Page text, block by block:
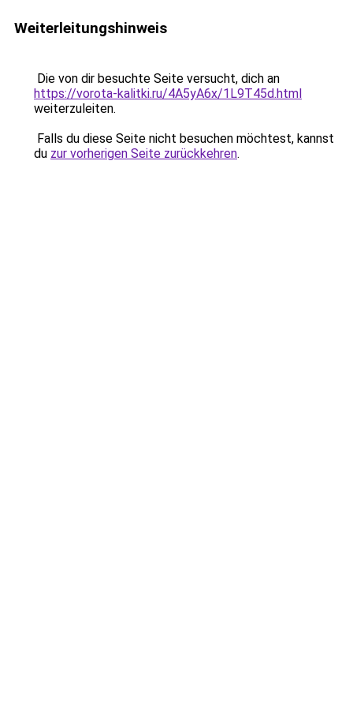
Weiterleitungshinweis
Die von dir besuchte Seite versucht, dich an
https://vorota-kalitki.ru/4A5yA6x/1L9T45d.html
weiterzuleiten.
Falls du diese Seite nicht besuchen möchtest, kannst
du zur vorherigen Seite zurückkehren.